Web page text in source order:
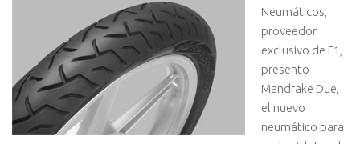
Neumáticos,
proveedor
exclusivo de F1,
presento
Mandrake Due,
el nuevo
neumático para